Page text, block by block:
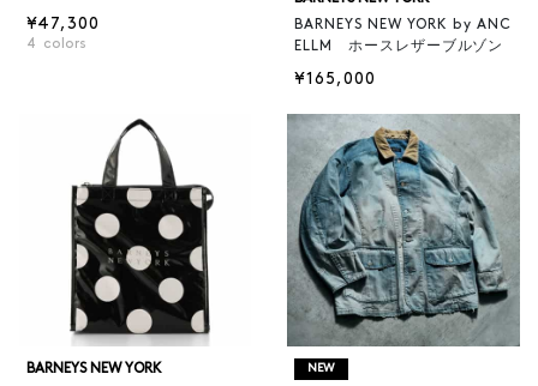
¥47,300
4 colors
BARNEYS NEW YORK by ANC
ELLM ホースレザーブルゾン
¥165,000
BARNEYS NEW YORK
NEW